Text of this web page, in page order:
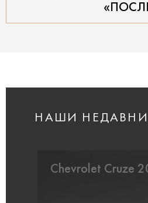
НАШИ
Chevrolet Cruze